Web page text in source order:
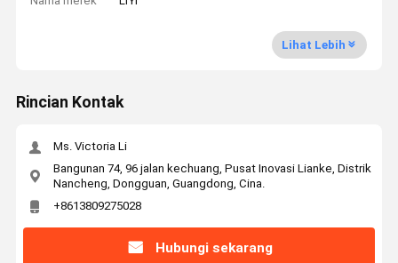
Lihat Lebih
Rincian Kontak
Ms. Victoria Li
Bangunan 74, 96 jalan kechuang, Pusat Inovasi Lianke, Distrik
Nancheng, Dongguan, Guangdong, Cina.
+8613809275028
Hubungi sekarang